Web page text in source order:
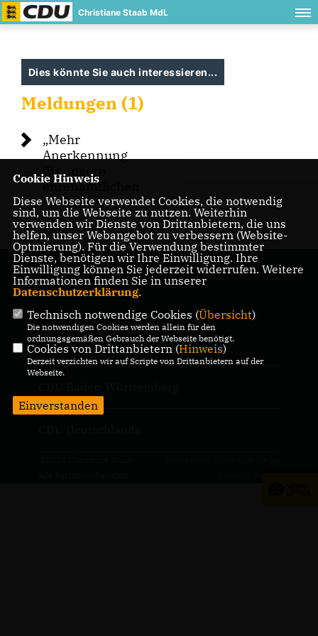
Christiane Staab MdL
Dies könnte Sie auch interessieren...
Meldungen (1)
Mehr
Anerkennung
für unsere
ehrenamtlichen
Helden“
IMPRESSUM DATENSCHUTZ KONTAKT
CDU Stadtverband Walldorf
Cookie Hinweis
Diese Webseite verwendet Cookies, die notwendig
sind, um die Webseite zu nutzen. Weiterhin
verwenden wir Dienste von Drittanbietern, die uns
helfen, unser Webangebot zu verbessern (Website-
Optmierung). Für die Verwendung bestimmter
Dienste, benötigen wir Ihre Einwilligung. Ihre
Einwilligung können Sie jederzeit widerrufen. Weitere
Informationen finden Sie in unserer
Datenschutzerklärung.
Technisch notwendige Cookies (Übersicht)
Die notwendigen Cookies werden allein für den
ordnungsgemäßen Gebrauch der Webseite benötigt.
Cookies von Drittanbietern (Hinweis)
Derzeit verzichten wir auf Scripte von Drittanbietern auf der
Webseite.
Einverstanden